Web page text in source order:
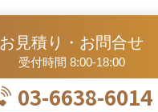
お見積り・お問合せ
受付時間 8:00-18:00
03-6638-6014